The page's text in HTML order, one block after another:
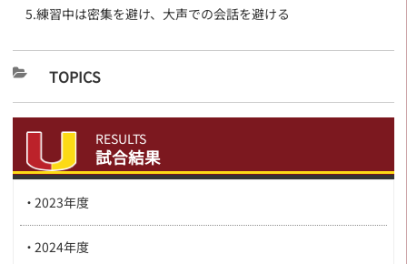
5.練習中は密集を避け、大声での会話を避ける
TOPICS
RESULTS
試合結果
2023年度
2024年度